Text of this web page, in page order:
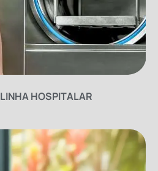
LINHA HOSPITALAR